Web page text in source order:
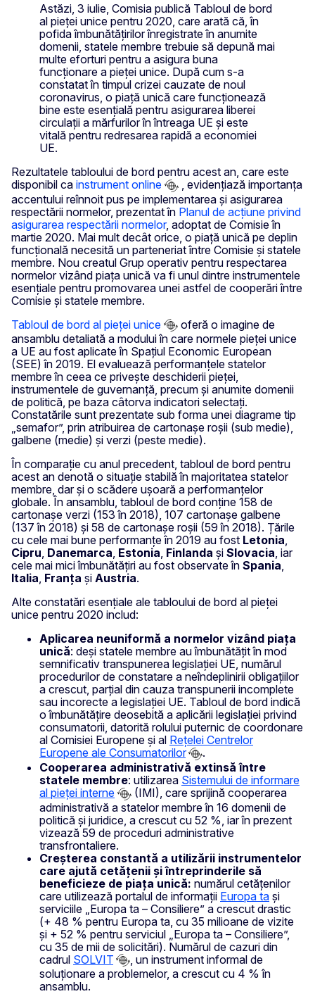
Astăzi, 3 iulie, Comisia publică Tabloul de bord
al pieței unice pentru 2020, care arată că, în
pofida îmbunătățirilor înregistrate în anumite
domenii, statele membre trebuie să depună mai
multe eforturi pentru a asigura buna
funcționare a pieței unice. După cum s-a
constatat în timpul crizei cauzate de noul
coronavirus, o piață unică care funcționează
bine este esențială pentru asigurarea liberei
circulații a mărfurilor în întreaga UE și este
vitală pentru redresarea rapidă a economiei
UE.
Rezultatele tabloului de bord pentru acest an, care este
disponibil ca instrument online
, evidențiază importanța
accentului reînnoit pus pe implementarea și asigurarea
respectării normelor, prezentat în Planul de acțiune privind
asigurarea respectării normelor, adoptat de Comisie în
martie 2020. Mai mult decât orice, o piață unică pe deplin
funcțională necesită un parteneriat între Comisie și statele
membre. Nou creatul Grup operativ pentru respectarea
normelor vizând piața unică va fi unul dintre instrumentele
esențiale pentru promovarea unei astfel de cooperări între
Comisie și statele membre.
Tabloul de bord al pieței unice
oferă o imagine de
ansamblu detaliată a modului în care normele pieței unice
a UE au fost aplicate în Spațiul Economic European
(SEE) în 2019. El evaluează performanțele statelor
membre în ceea ce privește deschiderii pieței,
instrumentele de guvernanță, precum și anumite domenii
de politică, pe baza câtorva indicatori selectați.
Constatările sunt prezentate sub forma unei diagrame tip
„semafor”, prin atribuirea de cartonașe roșii (sub medie),
galbene (medie) și verzi (peste medie).
În comparație cu anul precedent, tabloul de bord pentru
acest an denotă o situație stabilă în majoritatea statelor
membre, dar și o scădere ușoară a performanțelor
globale. În ansamblu, tabloul de bord conține 158 de
cartonașe verzi (153 în 2018), 107 cartonașe galbene
(137 în 2018) și 58 de cartonașe roșii (59 în 2018). Țările
cu cele mai bune performanțe în 2019 au fost Letonia,
Cipru, Danemarca, Estonia, Finlanda și Slovacia, iar
cele mai mici îmbunătățiri au fost observate în Spania,
Italia, Franța și Austria.
Alte constatări esențiale ale tabloului de bord al pieței
unice pentru 2020 includ:
Aplicarea neuniformă a normelor vizând piața
unică: deși statele membre au îmbunătățit în mod
semnificativ transpunerea legislației UE, numărul
procedurilor de constatare a neîndeplinirii obligațiilor
a crescut, parțial din cauza transpunerii incomplete
sau incorecte a legislației UE. Tabloul de bord indică
o îmbunătățire deosebită a aplicării legislației privind
consumatorii, datorită rolului puternic de coordonare
al Comisiei Europene și al Rețelei Centrelor
Europene ale Consumatorilor
.
Cooperarea administrativă extinsă între
statele membre: utilizarea Sistemului de informare
al pieței interne
(IMI), care sprijină cooperarea
administrativă a statelor membre în 16 domenii de
politică și juridice, a crescut cu 52 %, iar în prezent
vizează 59 de proceduri administrative
transfrontaliere.
Creșterea constantă a utilizării instrumentelor
care ajută cetățenii și întreprinderile să
beneficieze de piața unică: numărul cetățenilor
care utilizează portalul de informații Europa ta și
serviciile „Europa ta – Consiliere” a crescut drastic
(+ 48 % pentru Europa ta, cu 35 milioane de vizite
și + 52 % pentru serviciul „Europa ta – Consiliere”,
cu 35 de mii de solicitări). Numărul de cazuri din
cadrul SOLVIT
, un instrument informal de
soluționare a problemelor, a crescut cu 4 % în
ansamblu.